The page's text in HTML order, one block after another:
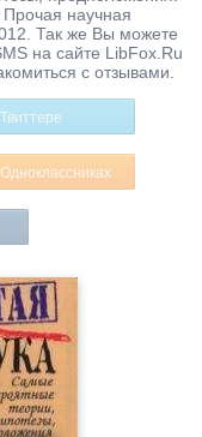
научная
Так же Вы можете
на сайте LibFox.Ru
с отзывами.